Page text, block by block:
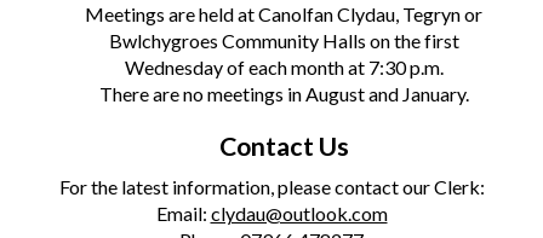
Meetings are held at Canolfan Clydau, Tegryn or
Bwlchygroes Community Halls on the first
Wednesday of each month at 7:30 p.m.
There are no meetings in August and January.
Contact Us
For the latest information, please contact our Clerk:
Email: clydau@outlook.com